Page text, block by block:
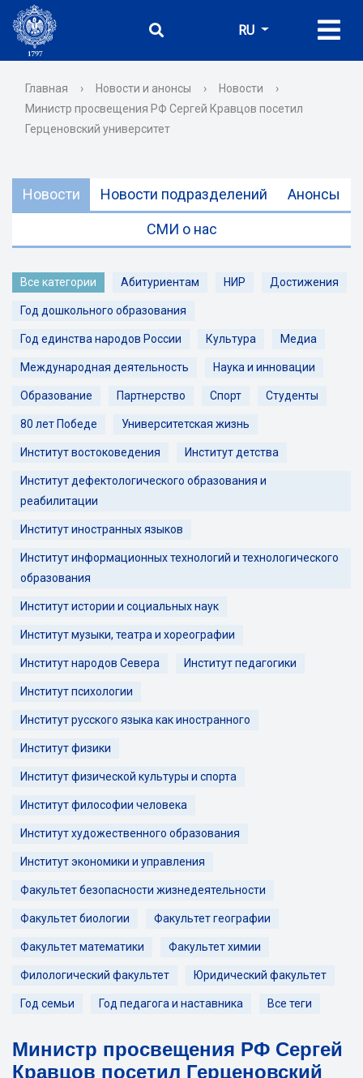
RU
Главная › Новости и анонсы › Новости
›
Министр просвещения РФ Сергей Кравцов посетил
Герценовский университет
Новости Новости подразделений Анонсы
СМИ о нас
Все категории Абитуриентам НИР Достижения
Год дошкольного образования
Год единства народов России Культура Медиа
Международная деятельность Наука и инновации
Образование Партнерство Спорт Студенты
80 лет Победе Университетская жизнь
Институт востоковедения Институт детства
Институт дефектологического образования и
реабилитации
Институт иностранных языков
Институт информационных технологий и технологического
образования
Институт истории и социальных наук
Институт музыки, театра и хореографии
Институт народов Севера Институт педагогики
Институт психологии
Институт русского языка как иностранного
Институт физики
Институт физической культуры и спорта
Институт философии человека
Институт художественного образования
Институт экономики и управления
Факультет безопасности жизнедеятельности
Факультет биологии Факультет географии
Факультет математики Факультет химии
Филологический факультет Юридический факультет
Год семьи Год педагога и наставника Все теги
Министр просвещения РФ Сергей
Кравцов посетил Герценовский